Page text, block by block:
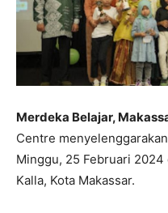
Merdeka Belajar,
Centre
Minggu, 25 Februari
Kalla, Kota Makassar.